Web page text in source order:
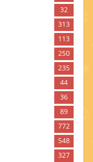
32
313
113
250
235
44
36
89
772
548
327